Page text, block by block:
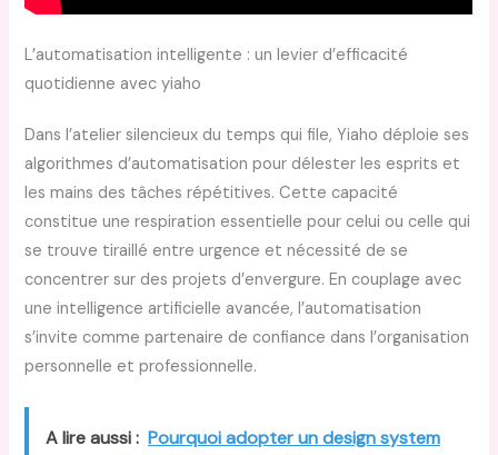
L’automatisation intelligente : un levier d’efficacité
quotidienne avec yiaho
Dans l’atelier silencieux du temps qui file, Yiaho déploie ses
algorithmes d’automatisation pour délester les esprits et
les mains des tâches répétitives. Cette capacité
constitue une respiration essentielle pour celui ou celle qui
se trouve tiraillé entre urgence et nécessité de se
concentrer sur des projets d’envergure. En couplage avec
une intelligence artificielle avancée, l’automatisation
s’invite comme partenaire de confiance dans l’organisation
personnelle et professionnelle.
A lire aussi : Pourquoi adopter un design system